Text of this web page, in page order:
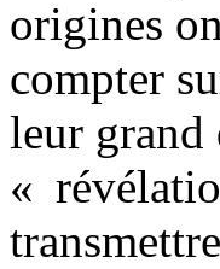
origines
compter
leur
«